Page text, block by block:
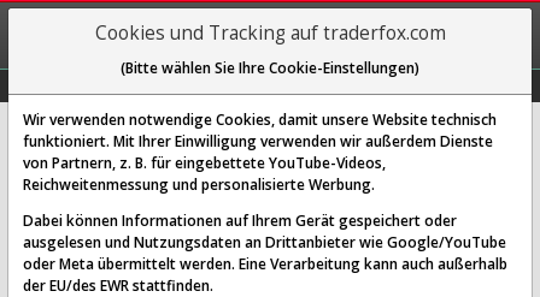
REGIS-
TRIEREN
Valley National Bancorp
[VLY | WKN 874148 | ISIN US9197941076]
14,510 $ 0,17 %
Echtzeit-Aktienkurs 07.08.2026 19:59 Uhr
BID:14,452 $
Cookies und Tracking auf traderfox.com
(Bitte wählen Sie Ihre Cookie-Einstellungen)
Wir verwenden notwendige Cookies, damit unsere Website technisch
funktioniert. Mit Ihrer Einwilligung verwenden wir außerdem Dienste
von Partnern, z. B. für eingebettete YouTube-Videos,
Reichweitenmessung und personalisierte Werbung.
Dabei können Informationen auf Ihrem Gerät gespeichert oder
ausgelesen und Nutzungsdaten an Drittanbieter wie Google/YouTube
oder Meta übermittelt werden. Eine Verarbeitung kann auch außerhalb
der EU/des EWR stattfinden.